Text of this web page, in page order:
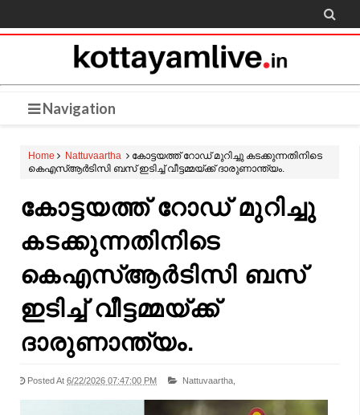

Navigation
Home Nattuvaartha
കോട്ടയത്ത് റോഡ് മുറിച്ചു കടക്കുന്നതിനിടെ
കെഎസ്ആർടിസി ബസ് ഇടിച്ച് വീട്ടമ്മയ്ക്ക് ദാരുണാന്ത്യം.
കോട്ടയത്ത് റോഡ് മുറിച്ചു
കടക്കുന്നതിനിടെ
കെഎസ്ആർടിസി ബസ്
ഇടിച്ച് വീട്ടമ്മയ്ക്ക്
ദാരുണാന്ത്യം.
Posted At 6/22/2026 07:47:00 PM Nattuvaartha,